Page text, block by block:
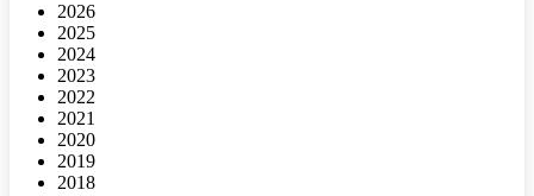
2026
2025
2024
2023
2022
2021
2020
2019
2018